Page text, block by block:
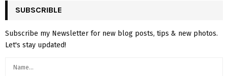
SUBSCRIBLE
Subscribe my Newsletter for new blog posts, tips & new photos.
Let's stay updated!